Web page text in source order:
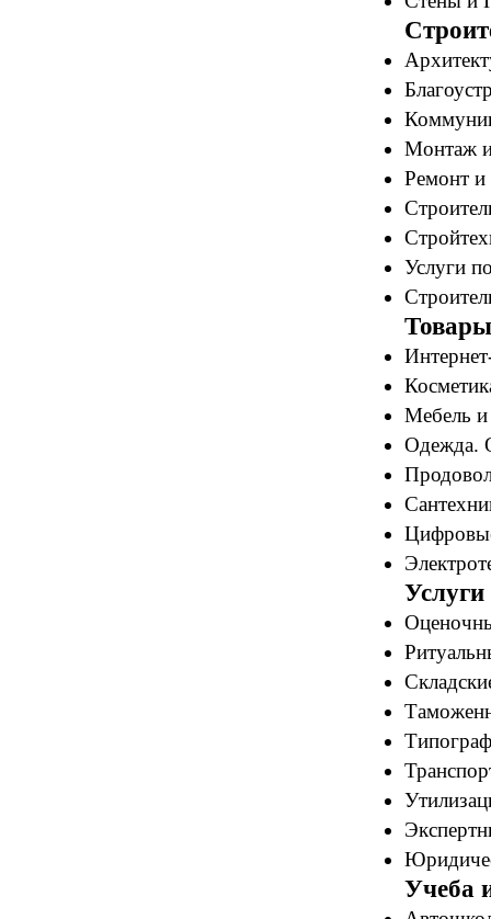
Монтаж
Ремонт и
Услуги
Мебель
Одежда.
Учеба